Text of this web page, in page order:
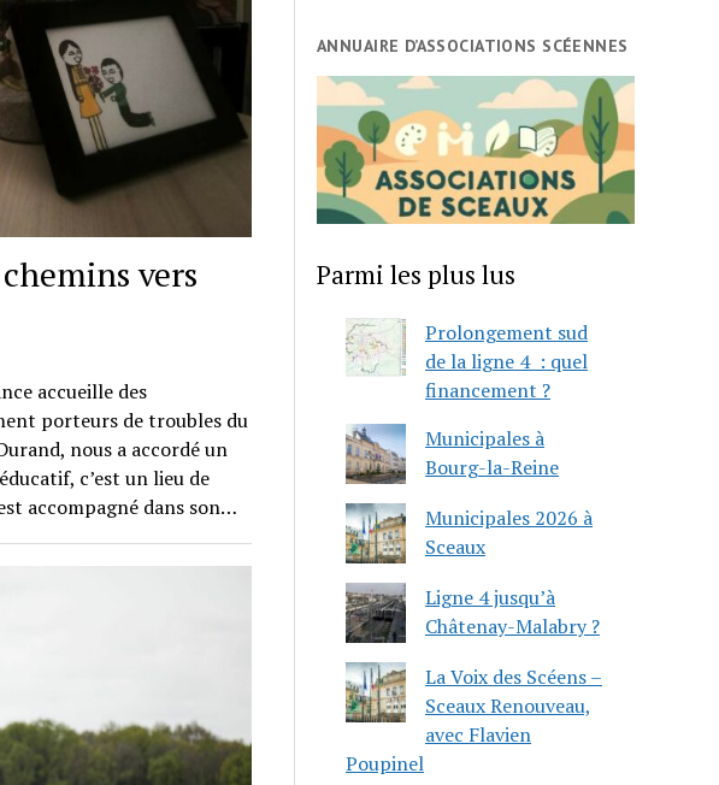
vers
accueille des
porteurs de troubles du
nous a accordé un
c’est un lieu de
accompagné dans son…
ANNUAIRE D’ASSOCIATIONS SCÉENNES
Parmi les plus lus
Prolongement sud
de la ligne 4 : quel
financement ?
Municipales à
Bourg-la-Reine
Municipales 2026 à
Sceaux
Ligne 4 jusqu’à
Châtenay-Malabry ?
La Voix des Scéens –
Sceaux Renouveau,
avec Flavien
Poupinel